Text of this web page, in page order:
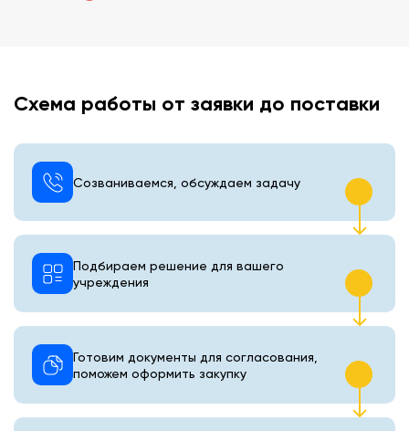
Схема работы от заявки до поставки
Созваниваемся, обсуждаем задачу
Подбираем решение для вашего
учреждения
Готовим документы для согласования,
поможем оформить закупку